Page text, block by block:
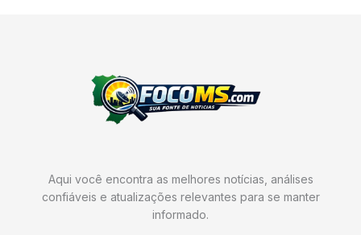
Aqui você encontra as melhores notícias, análises
confiáveis e atualizações relevantes para se manter
informado.